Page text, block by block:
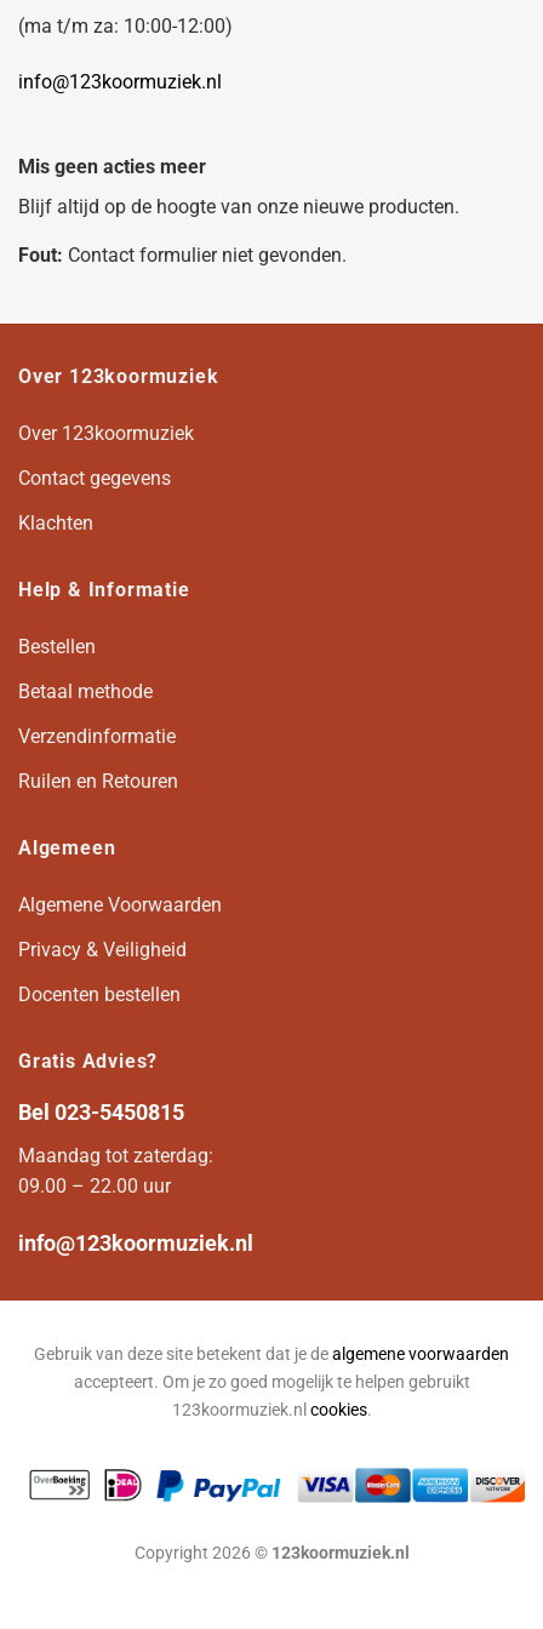
(ma t/m za: 10:00-12:00)
info@123koormuziek.nl
Mis geen acties meer
Blijf altijd op de hoogte van onze nieuwe producten.
Fout: Contact formulier niet gevonden.
Over 123koormuziek
Over 123koormuziek
Contact gegevens
Klachten
Help & Informatie
Bestellen
Betaal methode
Verzendinformatie
Ruilen en Retouren
Algemeen
Algemene Voorwaarden
Privacy & Veiligheid
Docenten bestellen
Gratis Advies?
Bel 023-5450815
Maandag tot zaterdag:
09.00 – 22.00 uur
info@123koormuziek.nl
Gebruik van deze site betekent dat je dealgemene voorwaarden
accepteert. Om je zo goed mogelijk te helpen gebruikt
123koormuziek.nl cookies.
Copyright 2026 © 123koormuziek.nl